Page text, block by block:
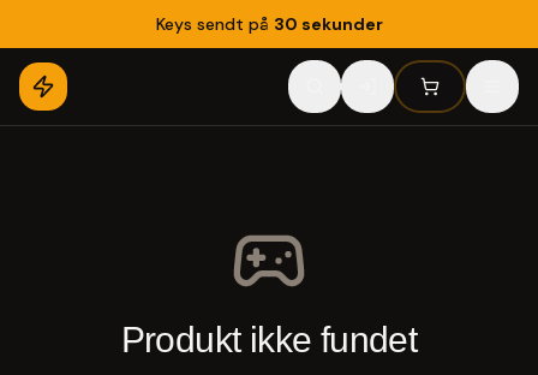
Keys sendt på 30 sekunder
Produkt ikke fundet